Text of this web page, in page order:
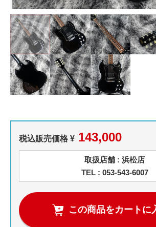
税込販売価格 ¥ 143,000
取扱店舗 : 浜松店
TEL : 053-543-6007
この商品をカートに